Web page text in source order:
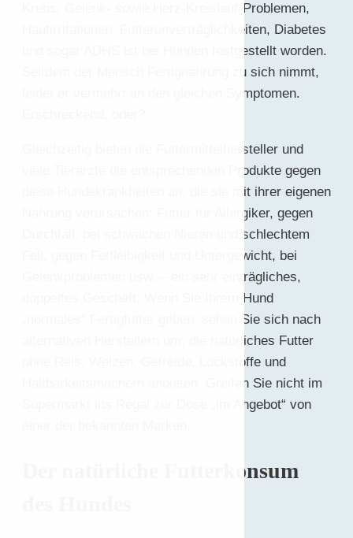
Krebs, Gelenk- sowie Herz-Kreislauf-Problemen,
Hautirritationen, Futterunverträglichkeiten, Diabetes
und sogar ADHS ist bei Hunden festgestellt worden.
Seitdem der Mensch Fertignahrung zu sich nimmt,
leidet er vermehrt an den gleichen Symptomen.
Gleichzeitig bieten die Futtermittelhersteller und
viele Tierärzte die entsprechenden Produkte gegen
diese Hundekrankheiten an, die sie mit ihrer eigenen
Nahrung verursachen: Futter für Allergiker, gegen
Durchfall, bei schwachen Nieren und schlechtem
Fell, gegen Fettleibigkeit und Untergewicht, bei
Gelenkproblemen usw. – ein sehr einträgliches,
doppeltes Geschäft. Wenn Sie Ihrem Hund
„normales“ Fertigfutter geben, sehen Sie sich nach
alternativen Herstellern um, die natürliches Futter
ohne Reis, Weizen, Getreide, Lockstoffe und
Haltbarkeitsmachern anbieten. Greifen Sie nicht im
Supermarkt ins Regal zur Dose „im Angebot“ von
Der natürliche Futterkonsum